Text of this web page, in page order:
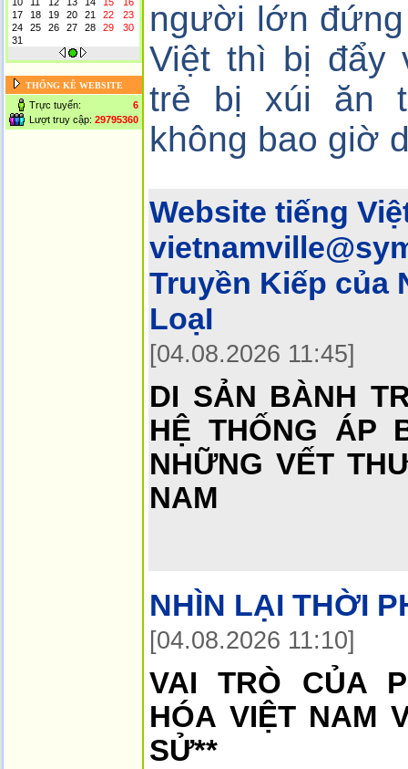
17
18 19 20 21 22
23
24
25 26 27 28 29
30
31
THỐNG KÊ WEBSITE
Trực tuyến:
6
Lượt truy cập: 29795360
người lớn
Việt thì bị đẩy
trẻ bị xúi ăn
không bao giờ
Website tiếng
Truyền Kiếp của
LoạI
[04.08.2026 11:45]
DI SẢN BÀNH
HỆ THỐNG ÁP
NHỮNG VẾT
NAM
NHÌN LẠI THỜI
[04.08.2026 11:10]
VAI TRÒ CỦA
HÓA VIỆT NAM
SỬ**